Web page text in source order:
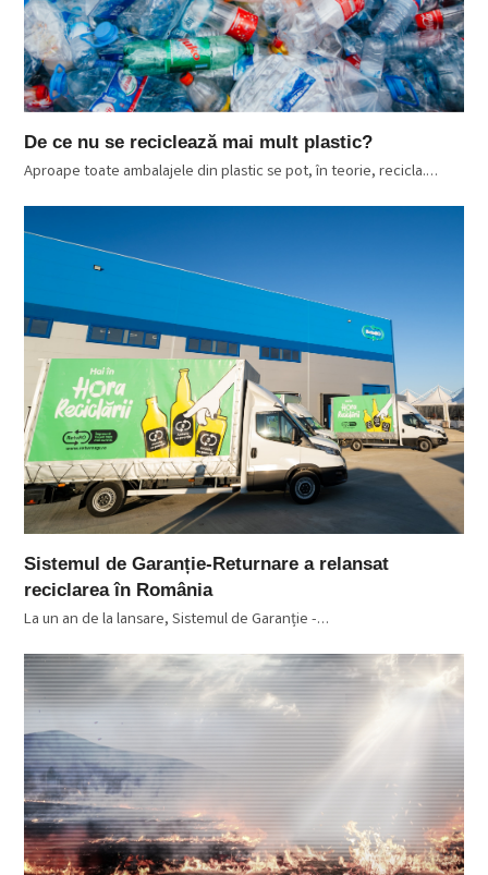
De ce nu se reciclează mai mult plastic?
Aproape toate ambalajele din plastic se pot, în teorie, recicla.…
Sistemul de Garanție-Returnare a relansat
reciclarea în România
La un an de la lansare, Sistemul de Garanție -…